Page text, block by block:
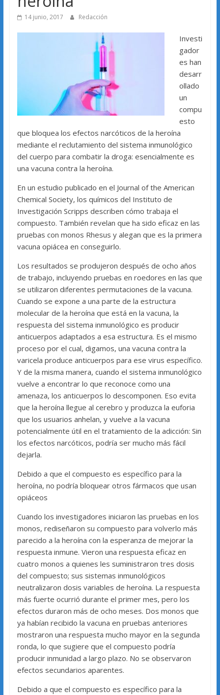
14 junio, 2017 Redacción
Investi
gador
es han
desarr
ollado
un
compu
esto
que bloquea los efectos narcóticos de la heroína
mediante el reclutamiento del sistema inmunológico
del cuerpo para combatir la droga: esencialmente es
una vacuna contra la heroína.
En un estudio publicado en el Journal of the American
Chemical Society, los químicos del Instituto de
Investigación Scripps describen cómo trabaja el
compuesto. También revelan que ha sido eficaz en las
pruebas con monos Rhesus y alegan que es la primera
vacuna opiácea en conseguirlo.
Los resultados se produjeron después de ocho años
de trabajo, incluyendo pruebas en roedores en las que
se utilizaron diferentes permutaciones de la vacuna.
Cuando se expone a una parte de la estructura
molecular de la heroína que está en la vacuna, la
respuesta del sistema inmunológico es producir
anticuerpos adaptados a esa estructura. Es el mismo
proceso por el cual, digamos, una vacuna contra la
varicela produce anticuerpos para ese virus específico.
Y de la misma manera, cuando el sistema inmunológico
vuelve a encontrar lo que reconoce como una
amenaza, los anticuerpos lo descomponen. Eso evita
que la heroína llegue al cerebro y produzca la euforia
que los usuarios anhelan, y vuelve a la vacuna
potencialmente útil en el tratamiento de la adicción: Sin
los efectos narcóticos, podría ser mucho más fácil
dejarla.
Debido a que el compuesto es específico para la
heroína, no podría bloquear otros fármacos que usan
opiáceos
Cuando los investigadores iniciaron las pruebas en los
monos, rediseñaron su compuesto para volverlo más
parecido a la heroína con la esperanza de mejorar la
respuesta inmune. Vieron una respuesta eficaz en
cuatro monos a quienes les suministraron tres dosis
del compuesto; sus sistemas inmunológicos
neutralizaron dosis variables de heroína. La respuesta
más fuerte ocurrió durante el primer mes, pero los
efectos duraron más de ocho meses. Dos monos que
ya habían recibido la vacuna en pruebas anteriores
mostraron una respuesta mucho mayor en la segunda
ronda, lo que sugiere que el compuesto podría
producir inmunidad a largo plazo. No se observaron
efectos secundarios aparentes.
Debido a que el compuesto es específico para la